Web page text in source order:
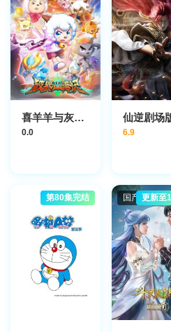
喜羊羊与灰太狼之破界山海诀
0.0 6.9
第80集完结 国产动漫
更新至